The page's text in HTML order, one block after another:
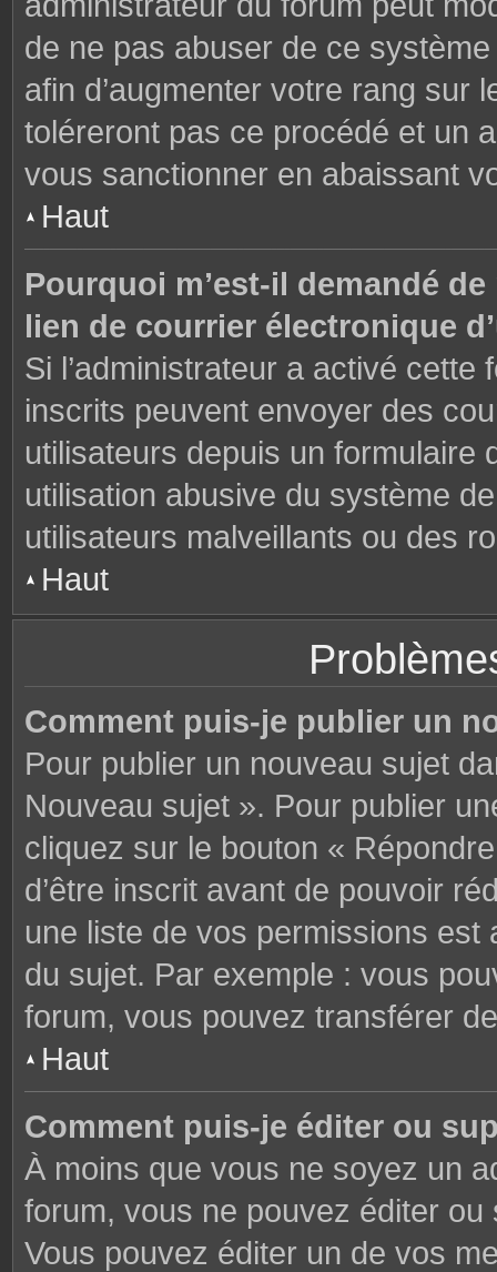
de ne pas abuser de ce
afin d’augmenter votre rang sur
toléreront pas ce procédé et un
vous sanctionner en abaissant
Haut
Pourquoi m’est-il demandé
lien de courrier électronique
Si l’administrateur a activé
inscrits peuvent envoyer des
utilisateurs depuis un formulaire
utilisation abusive du système
utilisateurs malveillants ou des
Haut
Comment puis-je publier un
Pour publier un nouveau sujet
Nouveau sujet ». Pour publier
cliquez sur le bouton «
d’être inscrit avant de pouvoir
une liste de vos permissions est
du sujet. Par exemple : vous
forum, vous pouvez transférer
Haut
Comment puis-je éditer ou
À moins que vous ne soyez un
forum, vous ne pouvez éditer
Vous pouvez éditer un de vos